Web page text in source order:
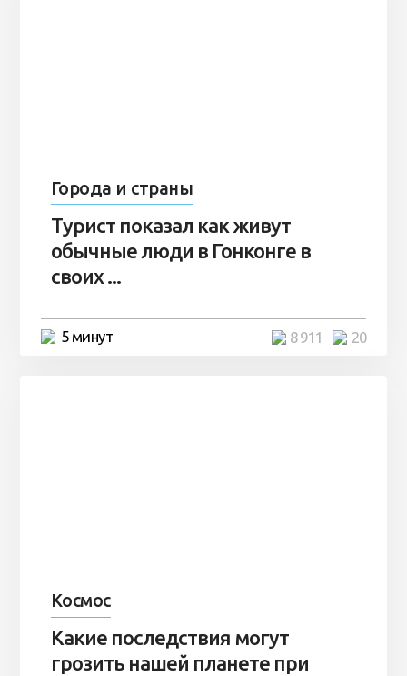
Города и страны
Турист показал как живут
обычные люди в Гонконге в
своих ...
5 минут 20
8 911
Космос
Какие последствия могут
грозить нашей планете при